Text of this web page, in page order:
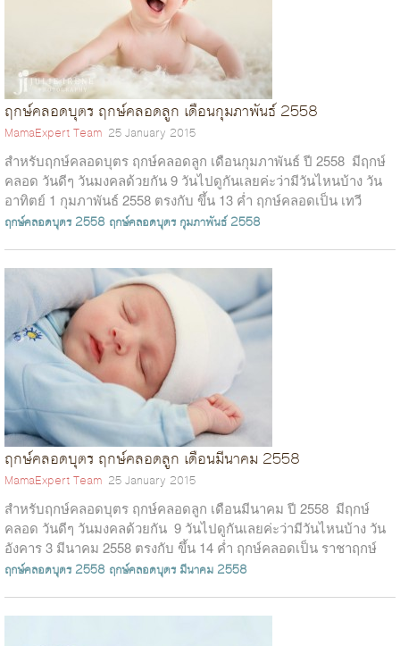
ฤกษ์คลอดบุตร ฤกษ์คลอดลูก เดือนกุมภาพันธ์ 2558
MamaExpert Team 25 January 2015
สำหรับฤกษ์คลอดบุตร ฤกษ์คลอดลูก เดือนกุมภาพันธ์ ปี 2558 มีฤกษ์
คลอด วันดีๆ วันมงคลด้วยกัน 9 วันไปดูกันเลยค่ะว่ามีวันไหนบ้าง วัน
อาทิตย์ 1 กุมภาพันธ์ 2558 ตรงกับ ขึ้น 13 ค่ำ ฤกษ์คลอดเป็น เทวี
ฤกษ...
ฤกษ์คลอดบุตร 2558 ฤกษ์คลอดบุตร กุมภาพันธ์ 2558
ฤกษ์คลอดบุตร ฤกษ์คลอดลูก เดือนมีนาคม 2558
MamaExpert Team 25 January 2015
สำหรับฤกษ์คลอดบุตร ฤกษ์คลอดลูก เดือนมีนาคม ปี 2558 มีฤกษ์
คลอด วันดีๆ วันมงคลด้วยกัน 9 วันไปดูกันเลยค่ะว่ามีวันไหนบ้าง วัน
อังคาร 3 มีนาคม 2558 ตรงกับ ขึ้น 14 ค่ำ ฤกษ์คลอดเป็น ราชาฤกษ์
เด็กที่ได้เกิดว...
ฤกษ์คลอดบุตร 2558 ฤกษ์คลอดบุตร มีนาคม 2558